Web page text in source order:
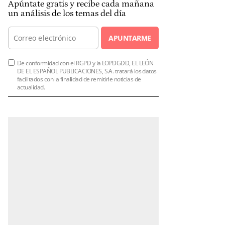
Apúntate gratis y recibe cada mañana
un análisis de los temas del día
APUNTARME
De conformidad con el RGPD y la LOPDGDD, EL LEÓN
DE EL ESPAÑOL PUBLICACIONES, S.A. tratará los datos
facilitados con la finalidad de remitirle noticias de
actualidad.